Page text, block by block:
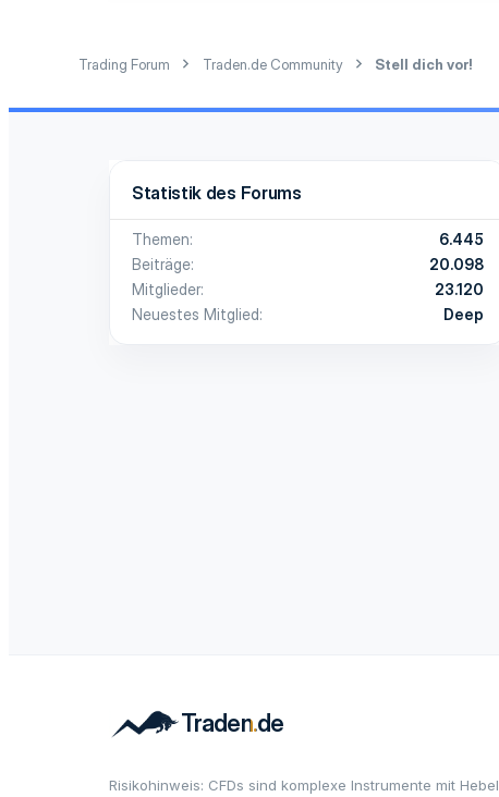
Trading Forum Traden.de Community Stell dich vor!
Statistik des Forums
Themen
6.445
Beiträge
20.098
Mitglieder
23.120
Neuestes Mitglied
Deep
Risikohinweis: CFDs sind komplexe Instrumente mit Hebel